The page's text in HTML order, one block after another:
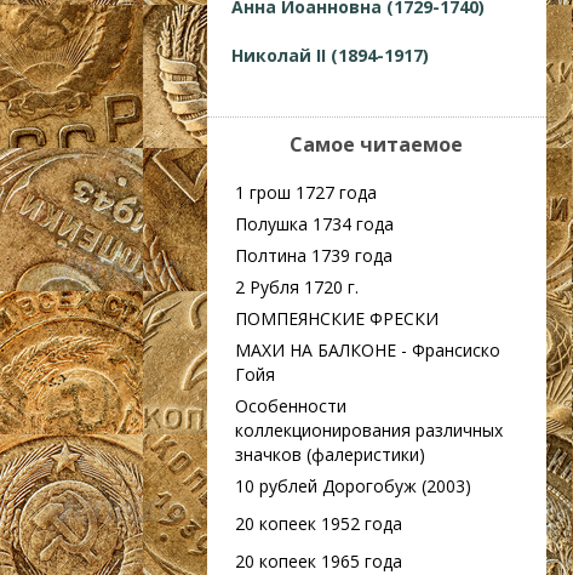
Анна Иоанновна (1729-1740)
Николай II (1894-1917)
Самое читаемое
1 грош 1727 года
Полушка 1734 года
Полтина 1739 года
2 Рубля 1720 г.
ПОМПЕЯНСКИЕ ФРЕСКИ
МАХИ НА БАЛКОНЕ - Франсиско
Гойя
Особенности
коллекционирования различных
значков (фалеристики)
10 рублей Дорогобуж (2003)
20 копеек 1952 года
20 копеек 1965 года